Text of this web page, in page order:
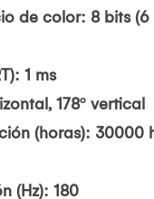
de color: 8 bits (6
1 ms
178º vertical
(horas): 30000
(Hz): 180